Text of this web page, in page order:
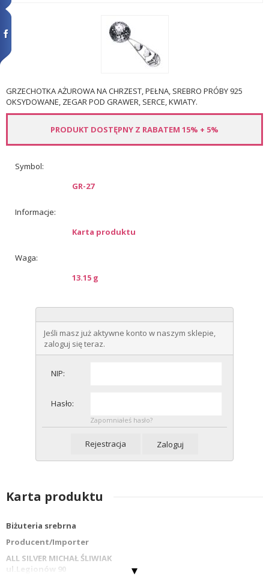
GRZECHOTKA AŻUROWA NA CHRZEST, PEŁNA, SREBRO PRÓBY 925
OKSYDOWANE, ZEGAR POD GRAWER, SERCE, KWIATY.
PRODUKT DOSTĘPNY Z RABATEM 15% + 5%
Symbol:
GR-27
Informacje:
Karta produktu
Waga:
13.15 g
Jeśli masz już aktywne konto w naszym sklepie,
zaloguj się teraz.
NIP:
Hasło:
Zapomniałeś hasło?
Rejestracja Zaloguj
Karta produktu
Biżuteria srebrna
Producent/Importer
ALL SILVER MICHAŁ ŚLIWIAK
ul.Legionów 90